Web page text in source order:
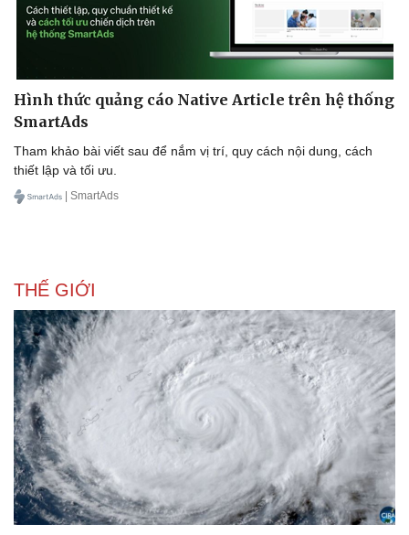
Hình thức quảng cáo Native Article trên hệ thống
SmartAds
Tham khảo bài viết sau để nắm vị trí, quy cách nội dung, cách
thiết lập và tối ưu.
| SmartAds
THẾ GIỚI